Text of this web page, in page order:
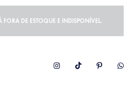
FORA DE ESTOQUE E INDISPONÍVEL.